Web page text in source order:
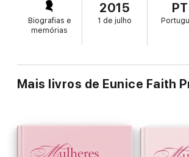
Mulheres na Bíblia fará você mergulhar no
cristã primitiva e analisar o pensamento e as
com você. Algumas delas conheceram Jesus
delas mulheres muito privilegiadas.
Biografias e
memórias
2015
1 de julho
PT
Mais livros de Eunice Faith